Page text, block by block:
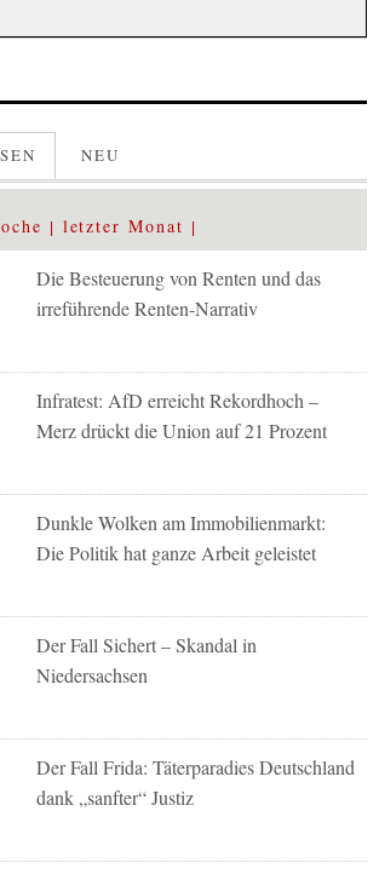
NEU
letzter Monat
Die Besteuerung von Renten und das
irreführende Renten-Narrativ
Infratest: AfD erreicht Rekordhoch –
Merz drückt die Union auf 21 Prozent
Dunkle Wolken am Immobilienmarkt:
Die Politik hat ganze Arbeit geleistet
Der Fall Sichert – Skandal in
Niedersachsen
Der Fall Frida: Täterparadies Deutschland
dank „sanfter“ Justiz